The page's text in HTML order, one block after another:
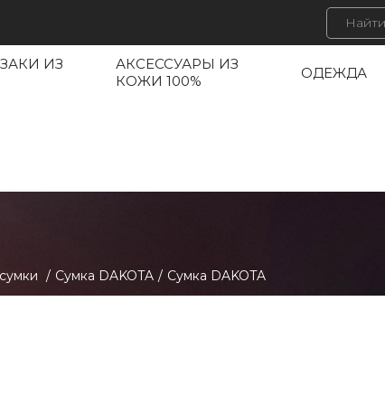
ИЗ
АКСЕССУАРЫ ИЗ
КОЖИ 100%
ОДЕЖДА
/ Сумка DAKOTA / Сумка DAKOTA